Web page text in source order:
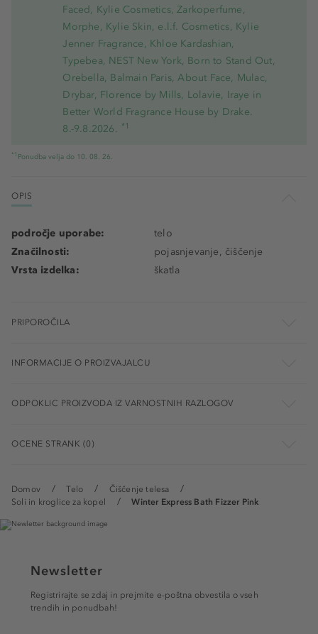
Domov Telo
Čiščenje telesa
Soli in kroglice za kopel
Winter Express Bath Fizzer Pink
Faced, Kylie Cosmetics, Zarkoperfume,
Morphe, Kylie Skin, e.l.f. Cosmetics, Kylie
Jenner Fragrance, Khloe Kardashian,
Typebea, NEST New York, Born to Stand Out,
Orebella, Balmain Paris, About Face, Mulac,
Drybar, Florence by Mills, Lolavie, Iraye in
Better World Fragrance House by Drake.
8.-9.8.2026. *1
*1 Ponudba velja do 10. 08. 26.
OPIS
področje uporabe:
telo
Značilnosti:
pojasnjevanje, čiščenje
Vrsta izdelka:
škatla
PRIPOROČILA
INFORMACIJE O PROIZVAJALCU
ODPOKLIC PROIZVODA IZ VARNOSTNIH RAZLOGOV
OCENE STRANK (0)
Newsletter
Registrirajte se zdaj in prejmite e-poštna obvestila o vseh
trendih in ponudbah!